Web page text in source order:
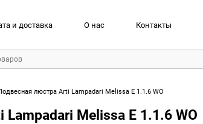
и доставка О нас Контакты
люстра Arti Lampadari Melissa E 1.1.6 WO
Melissa E 1.1.6 WO